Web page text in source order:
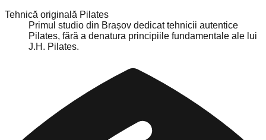
Tehnică originală Pilates
Primul studio din Brașov dedicat tehnicii autentice
Pilates, fără a denatura principiile fundamentale ale lui
J.H. Pilates.